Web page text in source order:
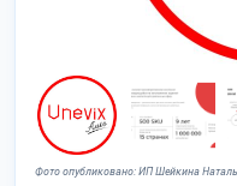
Фото опубликовано: ИП Шейкина